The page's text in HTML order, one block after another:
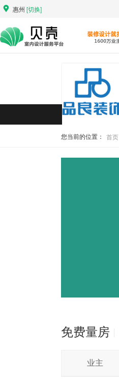
惠州 [切换]
您当前的位置： 首页
免费量房
业主